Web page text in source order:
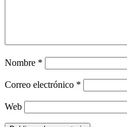
Nombre *
Correo electrónico *
Web